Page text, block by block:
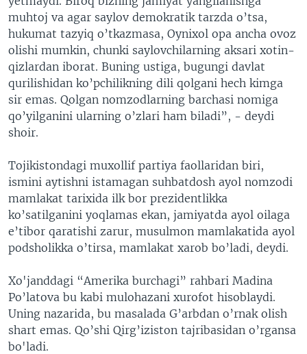
muhtoj va agar saylov demokratik tarzda o’tsa,
hukumat tazyiq o’tkazmasa, Oynixol opa ancha ovoz
olishi mumkin, chunki saylovchilarning aksari xotin-
qizlardan iborat. Buning ustiga, bugungi davlat
qurilishidan ko’pchilikning dili qolgani hech kimga
sir emas. Qolgan nomzodlarning barchasi nomiga
qo’yilganini ularning o’zlari ham biladi”, - deydi
shoir.
Tojikistondagi muxollif partiya faollaridan biri,
ismini aytishni istamagan suhbatdosh ayol nomzodi
mamlakat tarixida ilk bor prezidentlikka
ko’satilganini yoqlamas ekan, jamiyatda ayol oilaga
e’tibor qaratishi zarur, musulmon mamlakatida ayol
podsholikka o’tirsa, mamlakat xarob bo’ladi, deydi.
Xo'janddagi “Amerika burchagi” rahbari Madina
Po’latova bu kabi mulohazani xurofot hisoblaydi.
Uning nazarida, bu masalada G’arbdan o’rnak olish
shart emas. Qo’shi Qirg’iziston tajribasidan o’rgansa
bo'ladi.